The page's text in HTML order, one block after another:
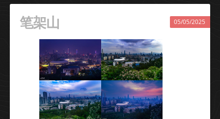
笔架山 05/05/2025